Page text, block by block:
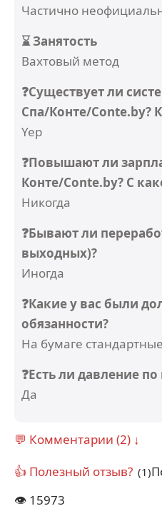
Частично
⌛ Занятость
Вахтовый метод
❓Существует ли
Спа/Конте/Conte.by?
Yep
❓Повышают ли
Конте/Conte.by? С
Никогда
❓Бывают ли
выходных)?
Иногда
❓Какие у вас были
обязанности?
На бумаге стандартные
❓Есть ли давление
Да
💬 Комментарии (2) ↓
👍 Полезный отзыв? (1)
👁️ 15973